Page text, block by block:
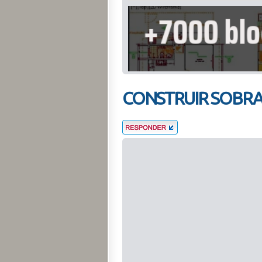
CONSTRUIR